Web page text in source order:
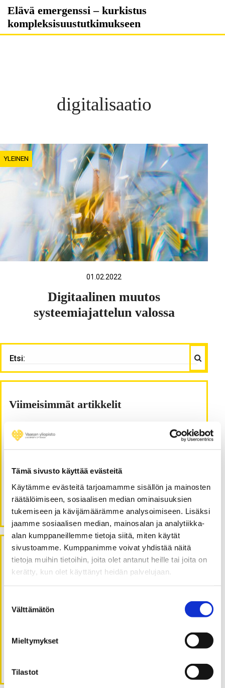
Tämä sivusto käyttää evästeitä
Käytämme evästeitä tarjoamamme sisällön ja mainosten
räätälöimiseen, sosiaalisen median ominaisuuksien
tukemiseen ja kävijämäärämme analysoimiseen. Lisäksi
jaamme sosiaalisen median, mainosalan ja analytiikka-
alan kumppaneillemme tietoja siitä, miten käytät
sivustoamme. Kumppanimme voivat yhdistää näitä
tietoja muihin tietoihin, joita olet antanut heille tai joita on
kerätty, kun olet käyttänyt heidän palvelujaan.
valinta
Välttämätön
Mieltymykset
Tilastot
Skip
to
content
Elävä emergenssi – kurkistus
kompleksisuustutkimukseen
digitalisaatio
YLEINEN
01.02.2022
Digitaalinen muutos
systeemiajattelun valossa
Haku
Viimeisimmät artikkelit
Keskeiset sosiaalisen median tiedonvälittäjät tulee
tunnistaa ennakkoon
Sosiaalinen media haastaa viranomaisviestintää
Arvioinnin rooli systeemisen muutoksen
hahmottamisessa – kohti jaettua ymmärrystä
Digitaalinen muutos systeemiajattelun valossa
Viimeisimmät kommentit
Timo Ali-Vehmas:
sopeutumiseen
Risto Ilmola: